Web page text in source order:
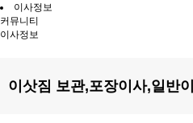
이사정보
커뮤니티
이사정보
이삿짐 보관,포장이사,일반